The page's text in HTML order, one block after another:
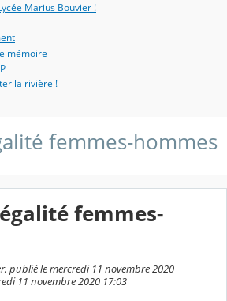
Marius Bouvier !
mémoire
la rivière !
femmes-hommes
femmes-
publié le mercredi 11 novembre 2020
11 novembre 2020 17:03